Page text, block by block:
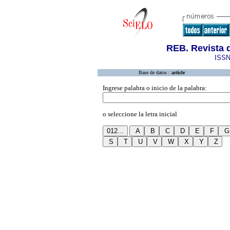
REB. Revista
Base de datos : article
Ingrese palabra o inicio de la palabra:
o seleccione la letra inicial